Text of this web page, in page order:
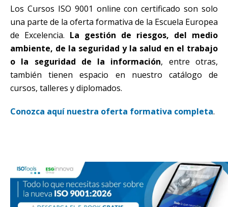
Los Cursos ISO 9001 online con certificado son solo
una parte de la oferta formativa de la Escuela Europea
de Excelencia. La gestión de riesgos, del medio
ambiente, de la seguridad y la salud en el trabajo
o la seguridad de la información, entre otras,
también tienen espacio en nuestro catálogo de
cursos, talleres y diplomados.
Conozca aquí nuestra oferta formativa completa.